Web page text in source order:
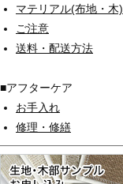
マテリアル(布地・木)
ご注意
送料・配送方法
■アフターケア
お手入れ
修理・修繕